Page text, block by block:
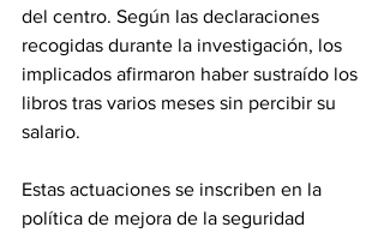
del centro. Según las declaraciones
recogidas durante la investigación, los
implicados afirmaron haber sustraído los
libros tras varios meses sin percibir su
salario.
Estas actuaciones se inscriben en la
política de mejora de la seguridad